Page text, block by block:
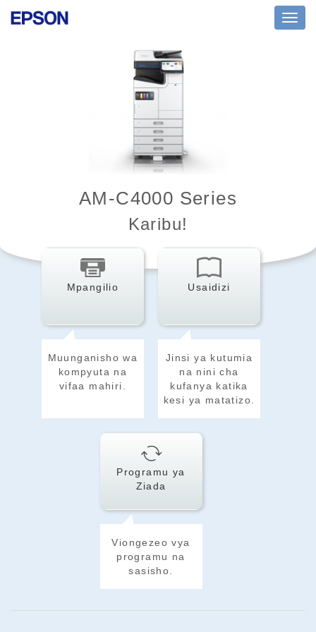
AM-C4000 Series
Karibu!
Mpangilio
Muunganisho wa
kompyuta na
vifaa mahiri.
Usaidizi
Jinsi ya kutumia
na nini cha
kufanya katika
kesi ya matatizo.
Programu ya
Ziada
Viongezeo vya
programu na
sasisho.